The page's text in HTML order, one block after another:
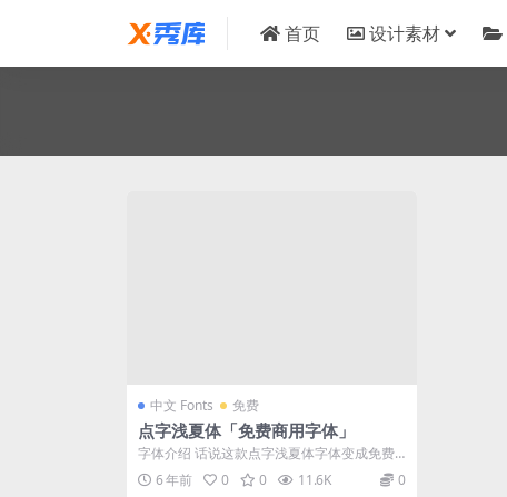
首页 设计素材
中文 Fonts 免费
点字浅夏体「免费商用字体」
字体介绍 话说这款点字浅夏体字体变成免费
商用的字体，可能是一名或者多名字由程序
员...6 年前 0 0 11.6K 0